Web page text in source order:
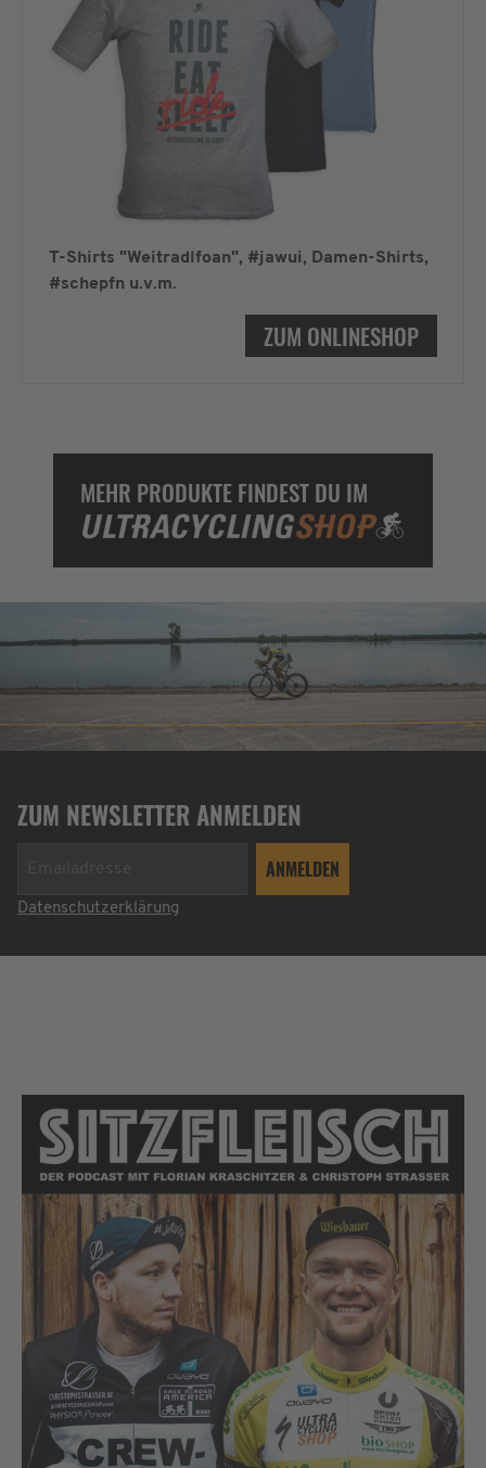
T-Shirts "Weitradlfoan", #jawui, Damen-Shirts,
#schepfn u.v.m.
ZUM ONLINESHOP
MEHR PRODUKTE FINDEST DU IM
ZUM NEWSLETTER ANMELDEN
Datenschutzerklärung